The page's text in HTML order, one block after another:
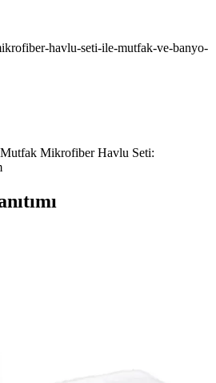
havlu-seti-ile-mutfak-ve-banyo-
Mikrofiber Havlu Seti: